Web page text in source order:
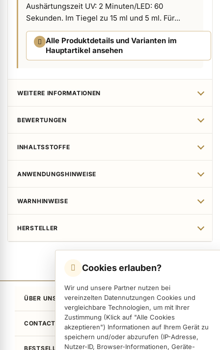
Cookies erlauben?
Wir und unsere Partner nutzen bei
vereinzelten Datennutzungen Cookies und
vergleichbare Technologien, um mit Ihrer
Zustimmung (Klick auf "Alle Cookies
akzeptieren") Informationen auf Ihrem Gerät zu
speichern und/oder abzurufen (IP-Adresse,
Nutzer-ID, Browser-Informationen, Geräte-
Aushärtungszeit UV: 2 Minuten/LED: 60
Sekunden. Im Tiegel zu 15 ml und 5 ml. Für...
Alle Produktdetails und Varianten im
Hauptartikel ansehen
WEITERE INFORMATIONEN
BEWERTUNGEN
INHALTSSTOFFE
ANWENDUNGSHINWEISE
WARNHINWEISE
HERSTELLER
ÜBER UNS
CONTACT
BESTSELLER